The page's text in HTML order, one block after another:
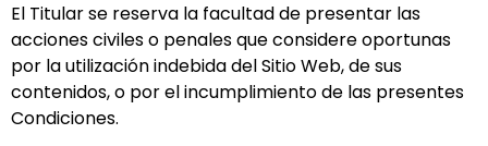
El Titular se reserva la facultad de presentar las
acciones civiles o penales que considere oportunas
por la utilización indebida del Sitio Web, de sus
contenidos, o por el incumplimiento de las presentes
Condiciones.